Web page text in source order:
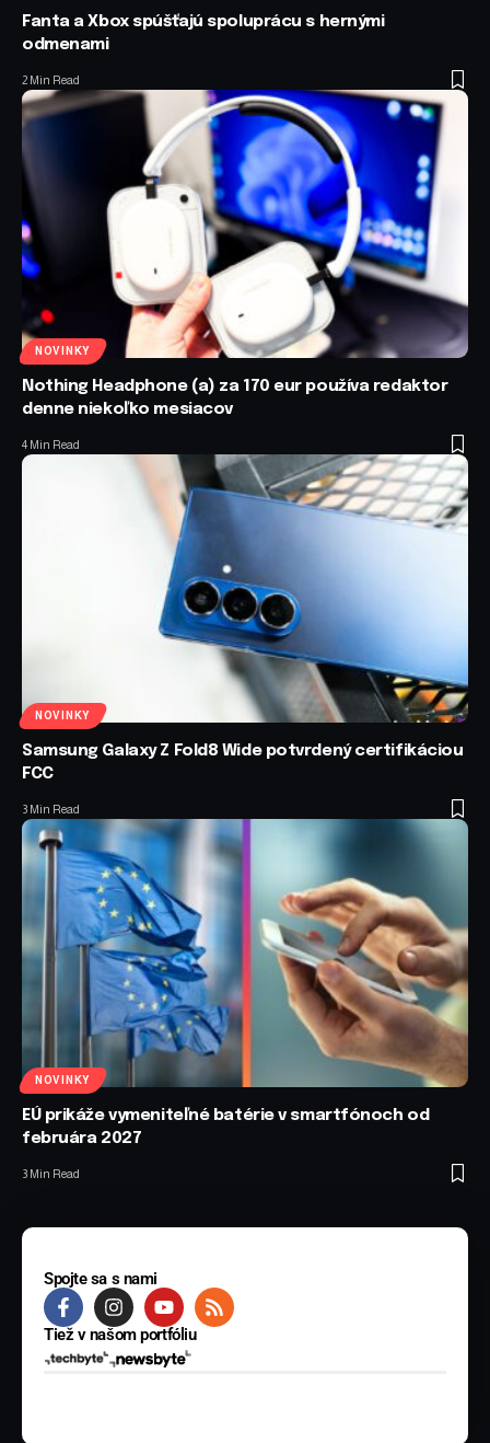
Fanta a Xbox spúšťajú spoluprácu s hernými
odmenami
2 Min Read
NOVINKY
Nothing Headphone (a) za 170 eur používa redaktor
denne niekoľko mesiacov
4 Min Read
NOVINKY
Samsung Galaxy Z Fold8 Wide potvrdený certifikáciou
FCC
3 Min Read
NOVINKY
EÚ prikáže vymeniteľné batérie v smartfónoch od
februára 2027
3 Min Read
Spojte sa s nami
Tiež v našom portfóliu